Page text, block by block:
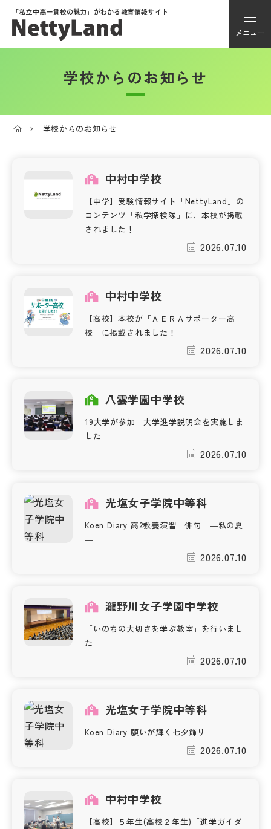
「私立中高一貫校の魅力」がわかる教育情報サイト
メニュー
アカウント登録
帰国生受験情報
説明会・イベント情報
学校からのお知らせ
学校HP最新情報
NettyLandかわら版
個人情報保護方針
運営会社
学校からのお知らせ
学校からのお知らせ
中村中学校
【中学】受験情報サイト「NettyLand」の
コンテンツ「私学探検隊」に、本校が掲載
されました！
2026.07.10
中村中学校
【高校】本校が「ＡＥＲＡサポーター高
校」に掲載されました！
2026.07.10
八雲学園中学校
19大学が参加 大学進学説明会を実施しま
した
2026.07.10
光塩女子学院中等科
Koen Diary 高2教養演習 俳句 ―私の夏
―
2026.07.10
瀧野川女子学園中学校
「いのちの大切さを学ぶ教室」を行いまし
た
2026.07.10
光塩女子学院中等科
Koen Diary 願いが輝く七夕飾り
2026.07.10
中村中学校
【高校】５年生(高校２年生)「進学ガイダ